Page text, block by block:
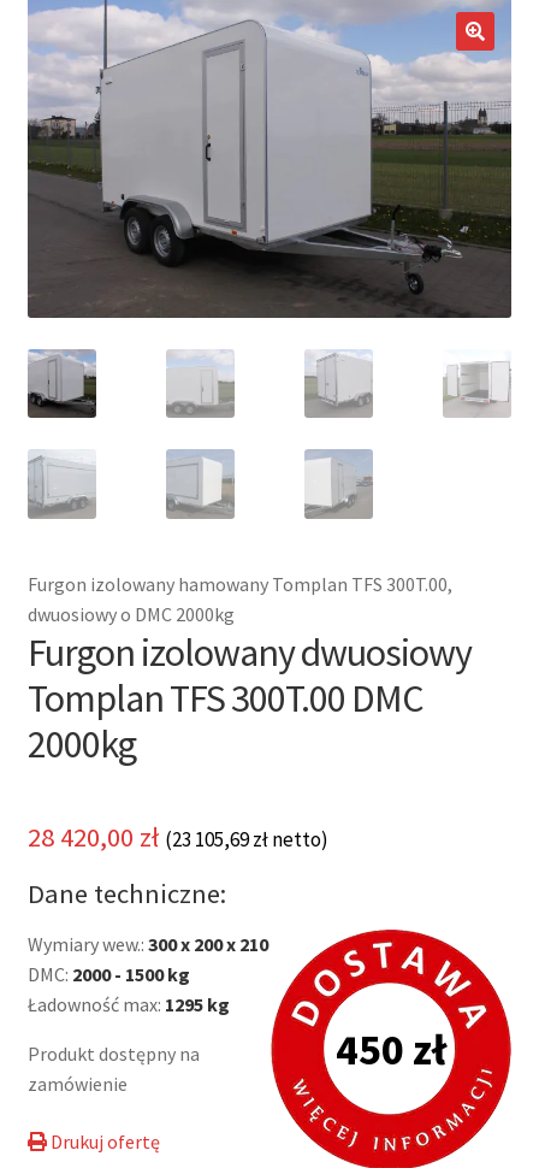
Nowości
Promocje
Kontakt
🔍
Furgon izolowany hamowany Tomplan TFS 300T.00,
dwuosiowy o DMC 2000kg
Furgon izolowany dwuosiowy
Tomplan TFS 300T.00 DMC
2000kg
28 420,00 zł (23 105,69złnetto)
Dane techniczne:
450 zł
Wymiary wew.: 300 x 200 x 210
DMC: 2000 - 1500 kg
Ładowność max: 1295 kg
Produkt dostępny na
zamówienie
Drukuj ofertę